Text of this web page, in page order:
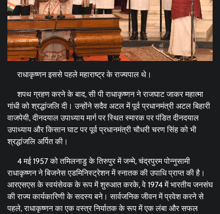
राधाकृष्णन इससे पहले महाराष्ट्र के राज्यपाल थे।
शपथ ग्रहण करने के बाद, सी पी राधाकृष्णन ने राजघाट जाकर महात्मा
गांधी को श्रद्धांजलि दी। उन्होंने सदैव अटल में पूर्व प्रधानमंत्री अटल बिहारी
वाजपेयी, दीनदयाल उपाध्याय मार्ग पर स्थित स्मारक पर पंडित दीनदयाल
उपाध्याय और किसान घाट पर पूर्व प्रधानमंत्री चौधरी चरण सिंह को भी
श्रद्धांजलि अर्पित की।
4 मई 1957 को तमिलनाडु के तिरुपुर में जन्मे, चंद्रपुरम पोन्नुसामी
राधाकृष्णन ने बिजनेस एडमिनिस्ट्रेशन में स्नातक की उपाधि प्राप्त की है।
आरएसएस के स्वयंसेवक के रूप में शुरुआत करके, वे 1974 में भारतीय जनसंघ
की राज्य कार्यकारिणी के सदस्य बने। सार्वजनिक जीवन में प्रवेश करने से
पहले, राधाकृष्णन का एक वस्त्र निर्यातक के रूप में एक लंबा और सफल